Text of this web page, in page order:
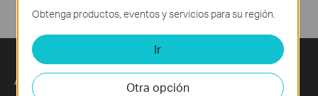
Acerca de Nosotros
Obtenga productos, eventos y servicios para su región.
Ir
Otra opción